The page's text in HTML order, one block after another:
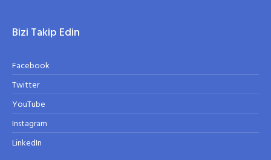
Bizi Takip Edin
Facebook
Twitter
YouTube
Instagram
LinkedIn